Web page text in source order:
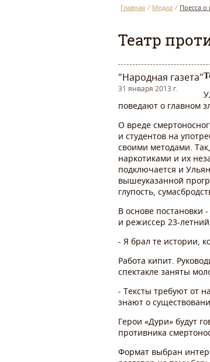
Главная / Медиа / Пресса о
Театр
"Народная газета"
31 января 2013 г.
поведают о главном
О вреде
и студентов на
своими методами.
наркотиками и их
подключается и
вышеуказанной
глупость,
В основе постановки
и режиссер 23-
- Я брал те истории,
Работа кипит.
спектакле заняты
- Тексты требуют от
знают о
Герои «Дури» будут
противника
Формат выбран